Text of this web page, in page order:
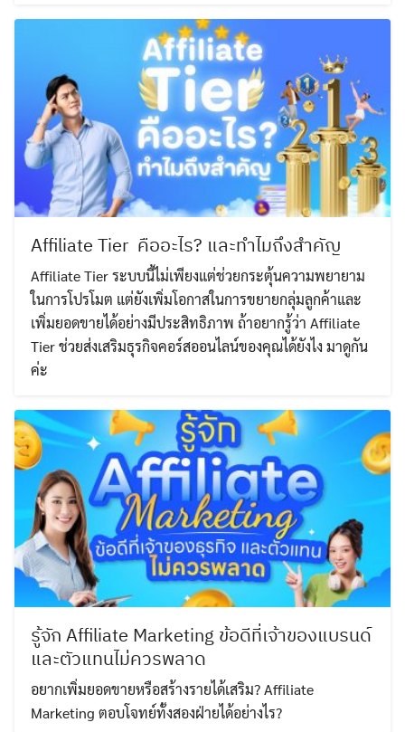
Affiliate Tier คืออะไร? และทำไมถึงสำคัญ
Affiliate Tier ระบบนี้ไม่เพียงแต่ช่วยกระตุ้นความพยายาม
ในการโปรโมต แต่ยังเพิ่มโอกาสในการขยายกลุ่มลูกค้าและ
เพิ่มยอดขายได้อย่างมีประสิทธิภาพ ถ้าอยากรู้ว่า Affiliate
Tier ช่วยส่งเสริมธุรกิจคอร์สออนไลน์ของคุณได้ยังไง มาดูกัน
ค่ะ
รู้จัก Affiliate Marketing ข้อดีที่เจ้าของแบรนด์
และตัวแทนไม่ควรพลาด
อยากเพิ่มยอดขายหรือสร้างรายได้เสริม? Affiliate
Marketing ตอบโจทย์ทั้งสองฝ่ายได้อย่างไร?